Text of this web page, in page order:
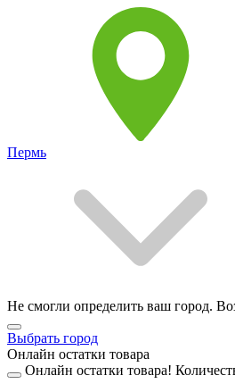
Пермь
Не смогли определить ваш город.
Выбрать город
Онлайн остатки товара
Онлайн остатки товара!